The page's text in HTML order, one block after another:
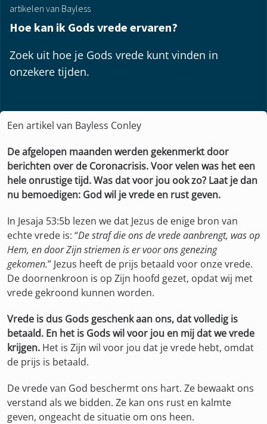
artikelen van Bayless
Hoe kan ik Gods vrede ervaren?
Zoek uit hoe je Gods vrede kunt vinden in
onzekere tijden.
Een artikel van Bayless Conley
De afgelopen maanden werden gekenmerkt door
berichten over de Coronacrisis. Voor velen was het een
hele onrustige tijd. Was dat voor jou ook zo? Laat je dan
nu bemoedigen: God wil je vrede en rust geven.
In Jesaja 53:5b lezen we dat Jezus de enige bron van
echte vrede is: “De straf die ons de vrede aanbrengt, was op
Hem, en door Zijn striemen is er voor ons genezing
gekomen.” Jezus heeft de prijs betaald voor onze vrede.
De doornenkroon is op Zijn hoofd gezet, opdat wij met
vrede gekroond kunnen worden.
Vrede is dus Gods geschenk aan ons, dat volledig is
betaald. En het is Gods wil voor jou en mij dat we vrede
krijgen. Het is Zijn wil voor jou dat je vrede hebt, omdat
de prijs is betaald.
De vrede van God beschermt ons hart. Ze bewaakt ons
verstand als we bidden. Ze kan ons rust en kalmte
geven, ongeacht de situatie om ons heen.